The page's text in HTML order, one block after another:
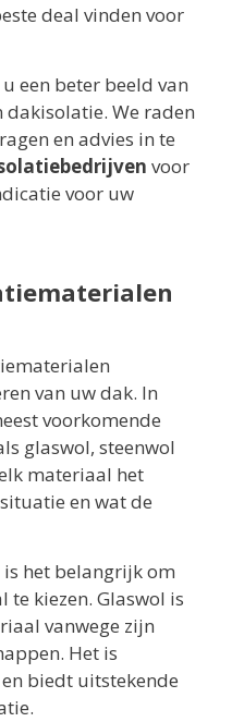
deal vinden voor
een beter beeld van
We raden
en advies in te
voor
voor uw
van uw dak. In
voorkomende
glaswol, steenwol
materiaal het
en wat de
het belangrijk om
kiezen. Glaswol is
vanwege zijn
Het is
biedt uitstekende